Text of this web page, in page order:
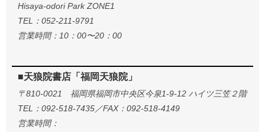
Hisaya-odori Park ZONE1
TEL：052-211-9791
営業時間：10：00〜20：00
■天狼院書店「福岡天狼院」
〒810-0021 福岡県福岡市中央区今泉1-9-12 ハイツ三笠２階
TEL：092-518-7435／FAX：092-518-4149
営業時間：